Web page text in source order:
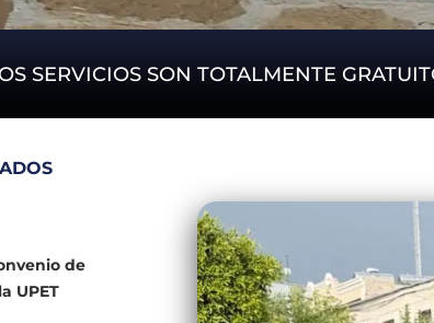
SERVICIOS SON TOTALMENTE
de
UPET